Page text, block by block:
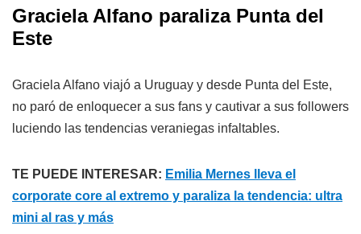
Graciela Alfano paraliza Punta del
Este
Graciela Alfano viajó a Uruguay y desde Punta del Este,
no paró de enloquecer a sus fans y cautivar a sus followers
luciendo las tendencias veraniegas infaltables.
TE PUEDE INTERESAR: Emilia Mernes lleva el
corporate core al extremo y paraliza la tendencia: ultra
mini al ras y más